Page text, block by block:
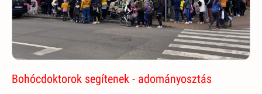
Bohócdoktorok segítenek - adományosztás